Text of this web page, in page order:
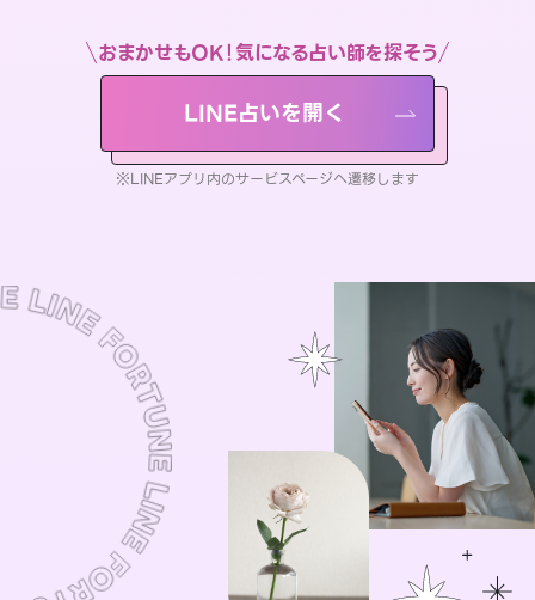
おまかせもOK！気になる占い師を探そう
LINE占いを開く
※LINEアプリ内のサービスページへ遷移します